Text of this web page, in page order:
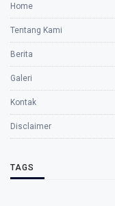
Home
Tentang Kami
Berita
Galeri
Kontak
Disclaimer
TAGS